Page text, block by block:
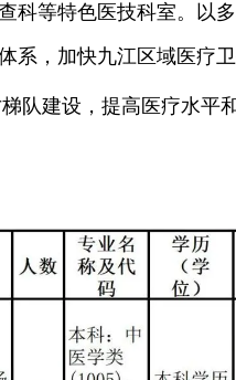
等特色医技科室。以
，加快九江区域医疗
队建设，提高医疗水